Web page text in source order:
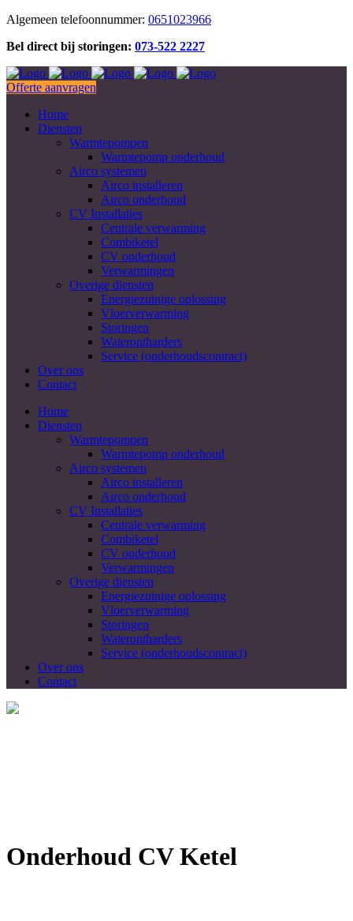
Algemeen telefoonnummer: 0651023966
Bel direct bij storingen: 073-522 2227
Offerte aanvragen
Home
Diensten
Warmtepompen
Warmtepomp onderhoud
Airco systemen
Airco installeren
Airco onderhoud
CV Installaties
Centrale verwarming
Combiketel
CV onderhoud
Verwarmingen
Overige diensten
Energiezuinige oplossing
Vloerverwarming
Storingen
Waterontharders
Service (onderhoudscontract)
Over ons
Contact
Home
Diensten
Warmtepompen
Warmtepomp onderhoud
Airco systemen
Airco installeren
Airco onderhoud
CV Installaties
Centrale verwarming
Combiketel
CV onderhoud
Verwarmingen
Overige diensten
Energiezuinige oplossing
Vloerverwarming
Storingen
Waterontharders
Service (onderhoudscontract)
Over ons
Contact
Onderhoud CV Ketel